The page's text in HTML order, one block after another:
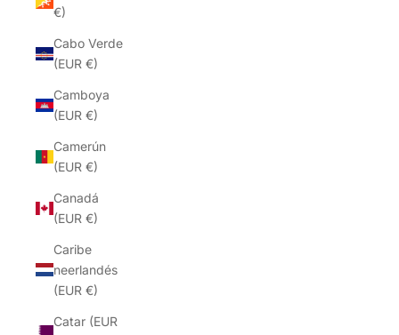
€)
Cabo Verde
(EUR €)
Camboya
(EUR €)
Camerún
(EUR €)
Canadá
(EUR €)
Caribe
neerlandés
(EUR €)
Catar (EUR